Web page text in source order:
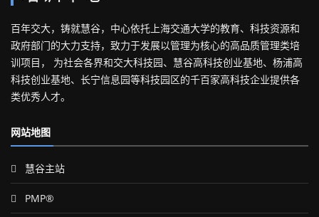
百年交大，铸就慧谷，中心依托上海交通大学的教育、科技资源和
政府部门的大力支持，致力于发展以管理为核心的高品质管理类培
训项目， 为社会各界和交大科技园、慧谷高科技创业基地、杨浦高
科技创业基地、长宁信息园等科技园区的千百家高科技企业提供各
类优秀人才。
网站地图
慧谷主站
PMP®